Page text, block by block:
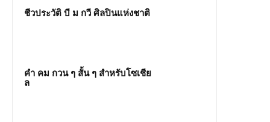
ชีวประวัติ บี ม กวี ศิลปินแห่งชาติ
คํา คม กวน ๆ สั้น ๆ สำหรับโซเชีย
ล